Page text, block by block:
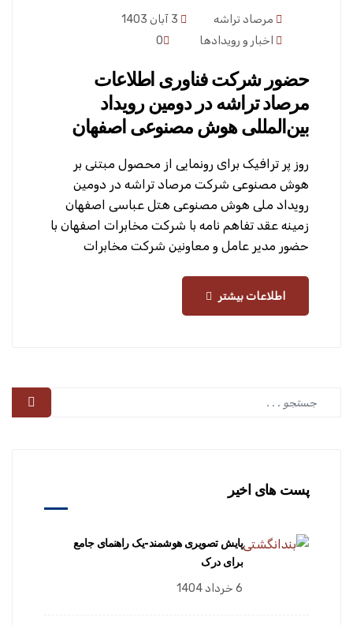
مرصاد تراشه
اخبار و رویدادها
0
حضور شرکت فناوری اطلاعات
مرصاد تراشه در دومین رویداد
بین‌المللی هوش مصنوعی اصفهان
روز پر ترافیک برای رونمایی از محصول مبتنی بر
هوش مصنوعی شرکت مرصاد تراشه در دومین
رویداد ملی هوش مصنوعی هتل عباسی اصفهان
زمینه عقد تفاهم نامه با شرکت مخابرات اصفهان با
حضور مدیر عامل و معاونین شرکت مخابرات
اطلاعات بیشتر
پست های اخیر
پایش تصویری هوشمند-یک راهنمای جامع
برای درک
6 خرداد 1404